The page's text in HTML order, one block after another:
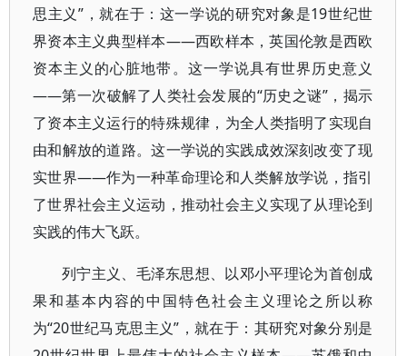
思主义”，就在于：这一学说的研究对象是19世纪世
界资本主义典型样本——西欧样本，英国伦敦是西欧
资本主义的心脏地带。这一学说具有世界历史意义
——第一次破解了人类社会发展的“历史之谜”，揭示
了资本主义运行的特殊规律，为全人类指明了实现自
由和解放的道路。这一学说的实践成效深刻改变了现
实世界——作为一种革命理论和人类解放学说，指引
了世界社会主义运动，推动社会主义实现了从理论到
实践的伟大飞跃。
列宁主义、毛泽东思想、以邓小平理论为首创成
果和基本内容的中国特色社会主义理论之所以称
为“20世纪马克思主义”，就在于：其研究对象分别是